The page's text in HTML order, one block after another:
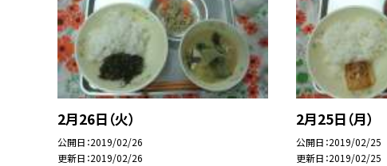
2月26日（火）
公開日 2019/02/26
更新日 2019/02/26
2月25日（月）
公開日 2019/02/25
更新日 2019/02/25